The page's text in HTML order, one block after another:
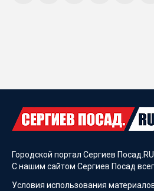
Городской портал Сергиев
С нашим сайтом Сергиев Посад
Условия использования